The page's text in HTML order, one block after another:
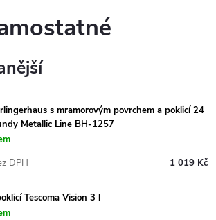
s mramorovým povrchem a poklicí 24
Metallic Line BH-1257
1 019 Kč
DPH
Tescoma Vision 3 l